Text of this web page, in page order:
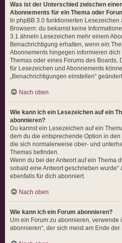
Was ist der Unterschied zwischen
Abonnements für ein Thema oder
In phpBB 3.0 funktionierten
Browsern: du bekamst keine
3.1 ähneln Lesezeichen mehr einem
Benachrichtigung erhalten, wenn ein
Abonnements hingegen informieren
Themas oder eines Forums des Boards.
für Lesezeichen und Abonnements
„Benachrichtigungen einstellen“
Nach oben
Wie kann ich ein Lesezeichen auf ein
abonnieren?
Du kannst ein Lesezeichen auf ein
dem du die entsprechende Option in den
die sich normalerweise ober- und
Themas befinden.
Wenn du bei der Antwort auf ein Thema
sobald eine Antwort geschrieben wurde“
ebenfalls für dich abonniert.
Nach oben
Wie kann ich ein Forum abonnieren?
Um ein Forum zu abonnieren, verwende
abonnieren“, der sich meist am Ende